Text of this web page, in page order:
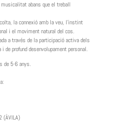
abans que el treball
la connexió amb la veu, l’instint
i el moviment natural del cos.
a través de la participació activa dels
profund desenvolupament personal.
de 5-6 anys.
(ÀVILA)